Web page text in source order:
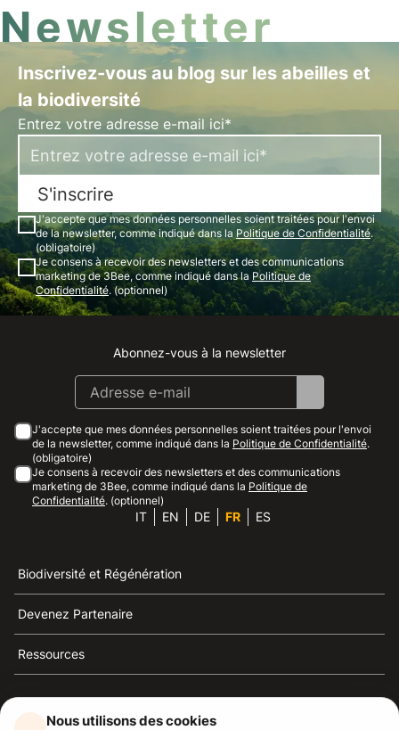
Newsletter
Inscrivez-vous au blog sur les abeilles et
la biodiversité
Entrez votre adresse e-mail ici*
S'inscrire
J'accepte que mes données personnelles soient traitées pour l'envoi
de la newsletter, comme indiqué dans la Politique de Confidentialité.
(obligatoire)
Je consens à recevoir des newsletters et des communications
marketing de 3Bee, comme indiqué dans la Politique de
Confidentialité. (optionnel)
Instagram
Facebook
Linkedin
Youtube
Abonnez-vous à la newsletter
J'accepte que mes données personnelles soient traitées pour l'envoi
de la newsletter, comme indiqué dans la Politique de Confidentialité.
(obligatoire)
Je consens à recevoir des newsletters et des communications
marketing de 3Bee, comme indiqué dans la Politique de
Confidentialité. (optionnel)
IT EN DE FR ES
Biodiversité et Régénération
Devenez Partenaire
Ressources
Nous utilisons des cookies